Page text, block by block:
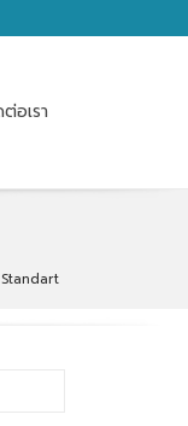
อเรา
Standart